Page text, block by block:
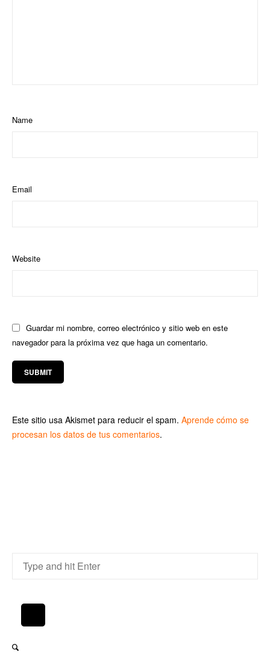
Name
Email
Website
Guardar mi nombre, correo electrónico y sitio web en este
navegador para la próxima vez que haga un comentario.
Este sitio usa Akismet para reducir el spam. Aprende cómo se
procesan los datos de tus comentarios.